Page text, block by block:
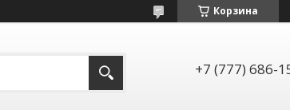
Корзина
+7 (777) 686-